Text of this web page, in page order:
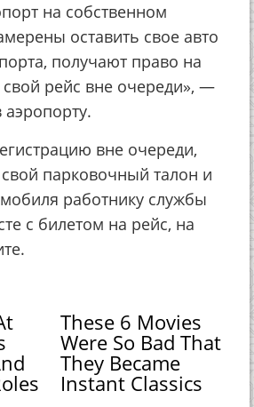
на собственном
оставить свое авто
получают право на
рейс вне очереди», —
вне очереди,
парковочный талон и
работнику службы
с билетом на рейс, на
These 6 Movies
Were So Bad That
They Became
Instant Classics